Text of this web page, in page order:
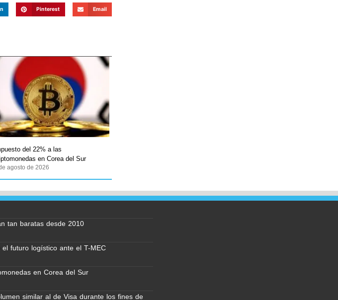
Pinterest Email
del 22% a las
en Corea del Sur
agosto de 2026
tan baratas desde 2010
futuro logístico ante el T-MEC
en Corea del Sur
similar al de Visa durante los fines de